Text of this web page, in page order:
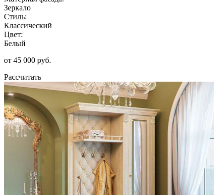
Зеркало
Стиль:
Классический
Цвет:
Белый
от 45 000 руб.
Рассчитать